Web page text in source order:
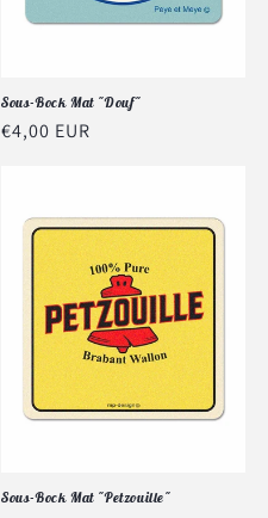
Sous-Bock Mat "Douf"
Prix
€4,00 EUR
Sous-Bock Mat "Petzouille"